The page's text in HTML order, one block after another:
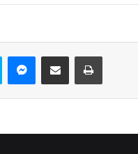
Skype Messenger
E-Posta ile paylaş Yazdır